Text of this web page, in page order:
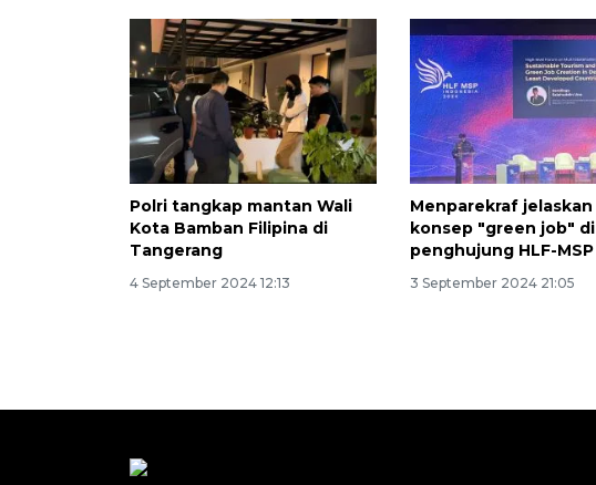
Polri tangkap mantan Wali
Kota Bamban Filipina di
Tangerang
4 September 2024 12:13
Menparekraf jelaskan
konsep "green job" di
penghujung HLF-MSP
3 September 2024 21:05